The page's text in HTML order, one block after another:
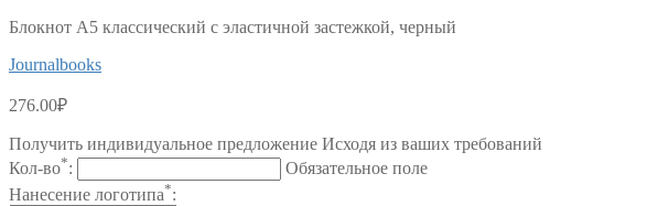
Блокнот А5 классический с эластичной застежкой, черный
Journalbooks
276.00₽
Получить индивидуальное предложение Исходя из ваших требований
Кол-во*:
Обязательное поле
Нанесение логотипа*: